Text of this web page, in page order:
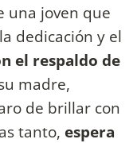
una joven que
dedicación y el
el respaldo de
madre,
de brillar con
tanto, espera